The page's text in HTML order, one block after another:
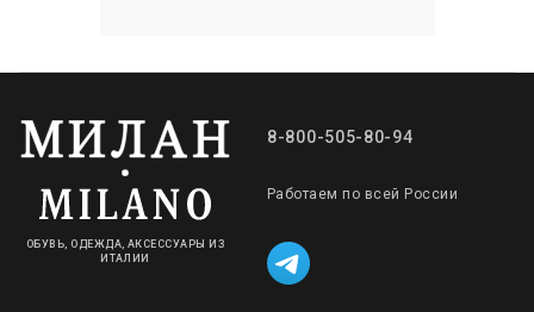
ОБУВЬ, ОДЕЖДА, АКСЕССУАРЫ ИЗ
ИТАЛИИ
8-800-505-80-94
Работаем по всей России